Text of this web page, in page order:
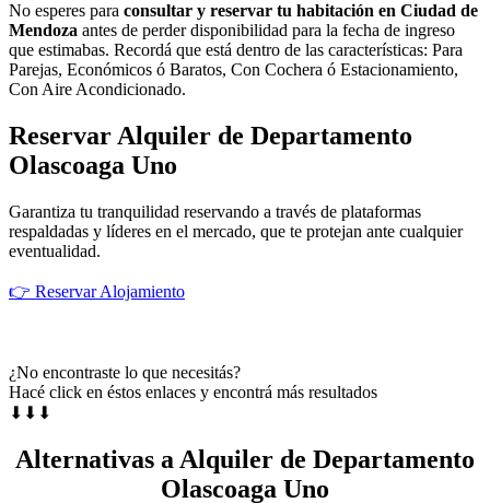
No esperes para consultar y reservar tu habitación en Ciudad de
Mendoza antes de perder disponibilidad para la fecha de ingreso
que estimabas. Recordá que está dentro de las características: Para
Parejas, Económicos ó Baratos, Con Cochera ó Estacionamiento,
Con Aire Acondicionado.
Reservar Alquiler de Departamento
Olascoaga Uno
Garantiza tu tranquilidad reservando a través de plataformas
respaldadas y líderes en el mercado, que te protejan ante cualquier
eventualidad.
👉 Reservar Alojamiento
¿No encontraste lo que necesitás?
Hacé click en éstos enlaces y encontrá más resultados
⬇⬇⬇
Alternativas a Alquiler de Departamento
Olascoaga Uno